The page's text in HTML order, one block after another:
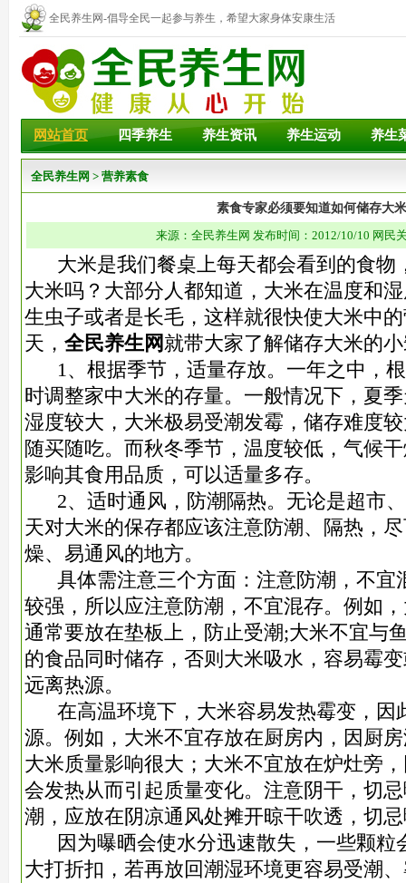
全民养生网-倡导全民一起参与养生，希望大家身体安康生活
幸福！
网站首页 四季养生 养生资讯 养生运动 养生
全民养生网 > 营养素食
素食专家必须要知道如何储存大米
来源：全民养生网 发布时间：2012/10/10 网民
大米是我们餐桌上每天都会看到的食物
大米吗？大部分人都知道，大米在温度和
生虫子或者是长毛，这样就很快使大米中
天， 全民养生网就带大家了解储存大米的
1、根据季节，适量存放。一年之中，
时调整家中大米的存量。一般情况下，夏
湿度较大，大米极易受潮发霉，储存难度
随买随吃。而秋冬季节，温度较低，气候
影响其食用品质，可以适量多存。
2、适时通风，防潮隔热。无论是超市
天对大米的保存都应该注意防潮、隔热，
燥、易通风的地方。
具体需注意三个方面：注意防潮，不宜
较强，所以应注意防潮，不宜混存。例如
通常要放在垫板上，防止受潮;大米不宜与
的食品同时储存，否则大米吸水，容易霉
远离热源。
在高温环境下，大米容易发热霉变，因
源。例如，大米不宜存放在厨房内，因厨
大米质量影响很大；大米不宜放在炉灶旁
会发热从而引起质量变化。注意阴干，切
潮，应放在阴凉通风处摊开晾干吹透，切
因为曝晒会使水分迅速散失，一些颗粒
大打折扣，若再放回潮湿环境更容易受潮